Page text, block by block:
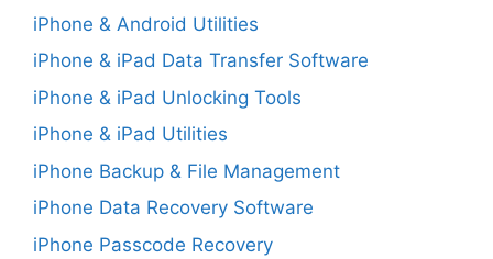
iPhone & Android Utilities
iPhone & iPad Data Transfer Software
iPhone & iPad Unlocking Tools
iPhone & iPad Utilities
iPhone Backup & File Management
iPhone Data Recovery Software
iPhone Passcode Recovery